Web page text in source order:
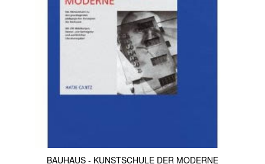
BAUHAUS - KUNSTSCHULE DER MODERNE